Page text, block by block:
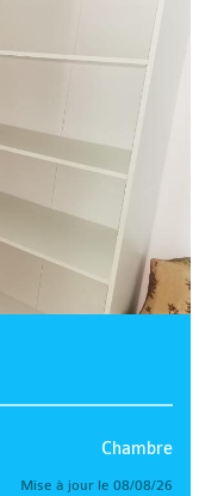
Chambre
Mise à jour le 08/08/26